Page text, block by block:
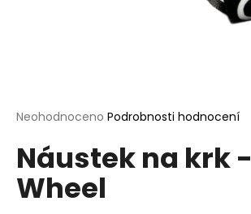
Průměrné
produktu
je
0,0
z
Neohodnoceno Podrobnosti hodnocení
Náustek na krk -
Wheel